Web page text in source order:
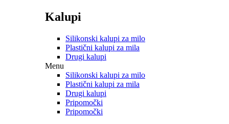
Kalupi
Silikonski kalupi za milo
Plastični kalupi za mila
Drugi kalupi
Menu
Silikonski kalupi za milo
Plastični kalupi za mila
Drugi kalupi
Pripomočki
Pripomočki